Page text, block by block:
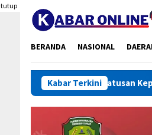
konten
tutup
BERANDA NASIONAL
Kabar Terkini
Ratusan Kepala Sekolah